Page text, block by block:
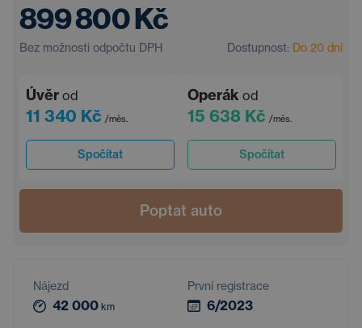
899 800 Kč
Bez možnosti odpočtu DPH Dostupnost: Do 20 dní
Úvěr od
11 340 Kč /měs.
Spočítat
Operák od
15 638 Kč /měs.
Spočítat
Poptat auto
Nájezd
42 000 km
První registrace
6/2023